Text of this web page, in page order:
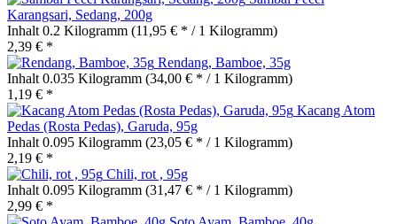
Karangsari, Sedang, 200g
Inhalt 0.2 Kilogramm (11,95 € * / 1 Kilogramm)
2,39 € *
Rendang, Bamboe, 35g
Inhalt 0.035 Kilogramm (34,00 € * / 1 Kilogramm)
1,19 € *
Kacang Atom
Pedas (Rosta Pedas), Garuda, 95g
Inhalt 0.095 Kilogramm (23,05 € * / 1 Kilogramm)
2,19 € *
Chili, rot , 95g
Inhalt 0.095 Kilogramm (31,47 € * / 1 Kilogramm)
2,99 € *